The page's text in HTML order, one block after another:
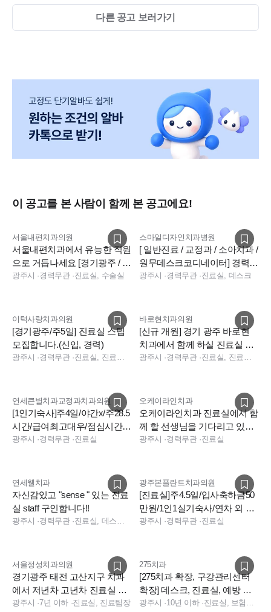
다른 공고 보러가기
이 공고를 본 사람이 함께 본 공고에요!
서울내편치과의원
서울내편치과에서 유능한 직원
으로 거듭나세요 [경기광주 / 용
인처인]
광주시 ·경력무관·진료실, 수술실
스마일디자인치과병원
[ 일반진료 / 교정과 / 소아치과 /
원무데스크코디네이터] 경력직
선생님들 모십니다.
광주시 ·경력무관·진료실, 데스크
이턱사랑치과의원
[경기광주/주5일] 진료실 스텝
모집합니다.(신입, 경력)
광주시 ·경력무관·
바로현치과의원
[신규 개원] 경기 광주 바로현
치과에서 함께 하실 진료실 선
생님들을 모십니다
광주시 ·경력무관·
연세큰별치과교정과치과의원
[1인기숙사]주4일/야간x/주28.5
시간/급여최고대우/점심시간1
시간30분
광주시 ·경력무관·진료실
오케이라인치과
오케이라인치과 진료실에서 함
께 할 선생님을 기다리고 있습
니다!
광주시 ·경력무관·진료실
연세웰치과
자신감있고 "sense " 있는 진료
실 staff 구인합니다!!
광주시 ·경력무관·
광주본플란트치과의원
[진료실]주4.5일/입사축하금50
만원/1인1실기숙사/연차 외 여
름휴가7일/최고복지환경
광주시 ·경력무관·진료실
서울정성치과의원
경기광주 태전 고산지구 치과
에서 저년차 고년차 진료실 선
생님 모십니다!
광주시 ·7년 이하 ·진료실, 진료팀장
275치과
[275치과 확장, 구강관리센터
확장] 데스크, 진료실, 예방 치
과위생사 채용
광주시 ·10년 이하·